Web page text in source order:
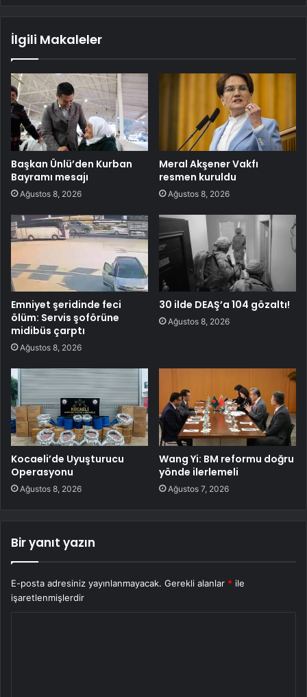
İlgili Makaleler
Başkan Ünlü’den Kurban
Bayramı mesajı
Ağustos 8, 2026
Meral Akşener Vakfı
resmen kuruldu
Ağustos 8, 2026
Emniyet şeridinde feci
ölüm: Servis şoförüne
midibüs çarptı
Ağustos 8, 2026
30 ilde DEAŞ’a 104 gözaltı!
Ağustos 8, 2026
Kocaeli’de Uyuşturucu
Operasyonu
Ağustos 8, 2026
Wang Yi: BM reformu doğru
yönde ilerlemeli
Ağustos 7, 2026
Bir yanıt yazın
E-posta adresiniz yayınlanmayacak. Gerekli alanlar * ile
işaretlenmişlerdir